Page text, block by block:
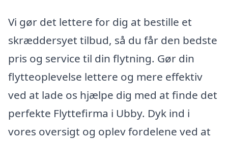
Vi gør det lettere for dig at bestille et
skræddersyet tilbud, så du får den bedste
pris og service til din flytning. Gør din
flytteoplevelse lettere og mere effektiv
ved at lade os hjælpe dig med at finde det
perfekte Flyttefirma i Ubby. Dyk ind i
vores oversigt og oplev fordelene ved at